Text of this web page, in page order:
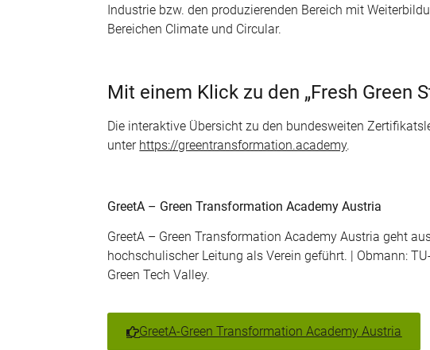
Industrie bzw. den produzierenden Bereich mit
Bereichen Climate und Circular.
Mit einem Klick zu den „Fresh Green
Die interaktive Übersicht zu den bundesweiten
unter https://greentransformation.academy.
GreetA – Green Transformation Academy Austria
GreetA – Green Transformation Academy Austria geht
hochschulischer Leitung als Verein geführt. | Obmann:
Green Tech Valley.
GreetA-Green Transformation Academy Austria